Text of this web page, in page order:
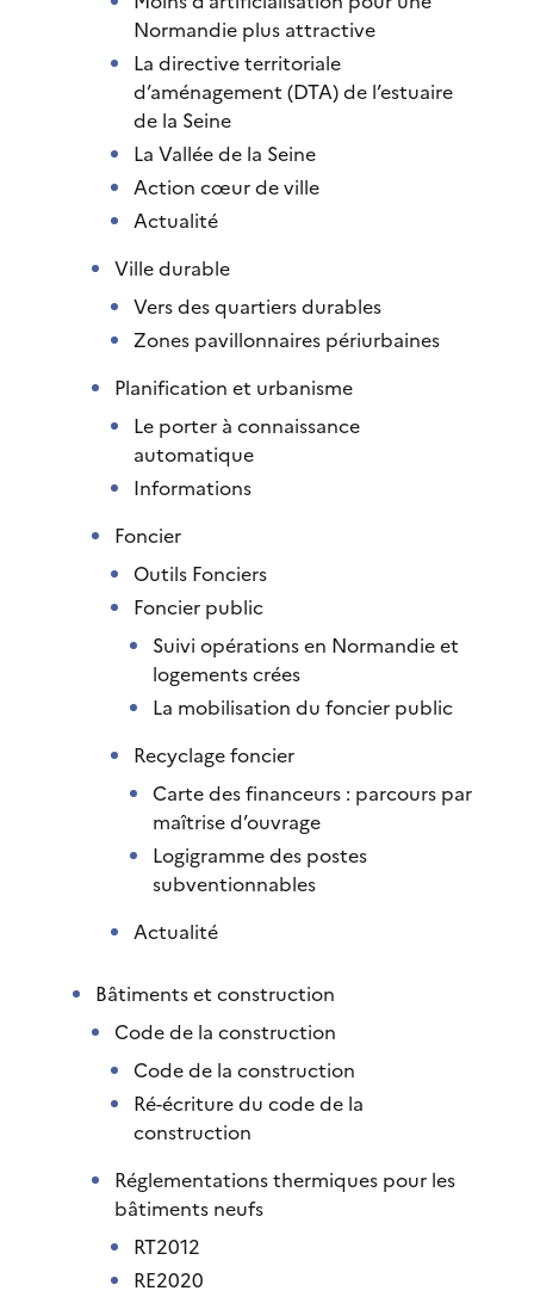
Normandie plus attractive
La directive territoriale
d’aménagement (DTA) de l’estuaire
de la Seine
La Vallée de la Seine
Action cœur de ville
Actualité
Ville durable
Vers des quartiers durables
Zones pavillonnaires périurbaines
Planification et urbanisme
Le porter à connaissance
automatique
Informations
Foncier
Outils Fonciers
Foncier public
Suivi opérations en Normandie et
logements crées
La mobilisation du foncier public
Recyclage foncier
Carte des financeurs : parcours par
maîtrise d’ouvrage
Logigramme des postes
subventionnables
Actualité
Bâtiments et construction
Code de la construction
Code de la construction
Ré-écriture du code de la
construction
Réglementations thermiques pour les
bâtiments neufs
RT2012
RE2020